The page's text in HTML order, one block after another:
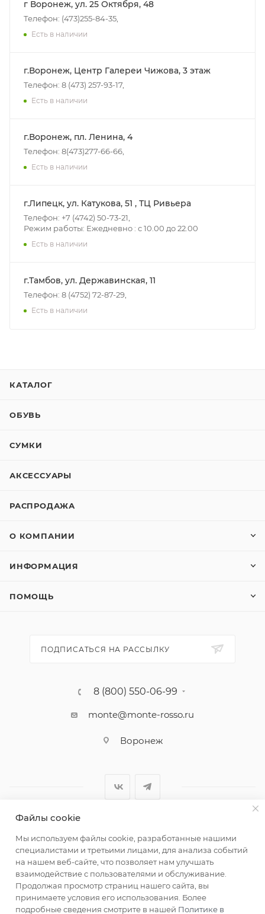
г Воронеж, ул. 25 Октября, 48
Телефон: (473)255-84-35,
Есть в наличии
г.Воронеж, Центр Галереи Чижова, 3 этаж
Телефон: 8 (473) 257-93-17,
Есть в наличии
г.Воронеж, пл. Ленина, 4
Телефон: 8(473)277-66-66,
Есть в наличии
г.Липецк, ул. Катукова, 51 , ТЦ Ривьера
Телефон: +7 (4742) 50-73-21,
Режим работы: Ежедневно : с 10.00 до 22.00
Есть в наличии
г.Тамбов, ул. Державинская, 11
Телефон: 8 (4752) 72-87-29,
Есть в наличии
КАТАЛОГ
ОБУВЬ
СУМКИ
АКСЕССУАРЫ
РАСПРОДАЖА
О КОМПАНИИ
ИНФОРМАЦИЯ
ПОМОЩЬ
ПОДПИСАТЬСЯ НА РАССЫЛКУ
8 (800) 550-06-99
monte@monte-rosso.ru
Воронеж
женщин
Файлы cookie
Мы используем файлы cookie, разработанные нашими
специалистами и третьими лицами, для анализа событий
на нашем веб-сайте, что позволяет нам улучшать
взаимодействие с пользователями и обслуживание.
Продолжая просмотр страниц нашего сайта, вы
принимаете условия его использования. Более
подробные сведения смотрите в нашей Политике в